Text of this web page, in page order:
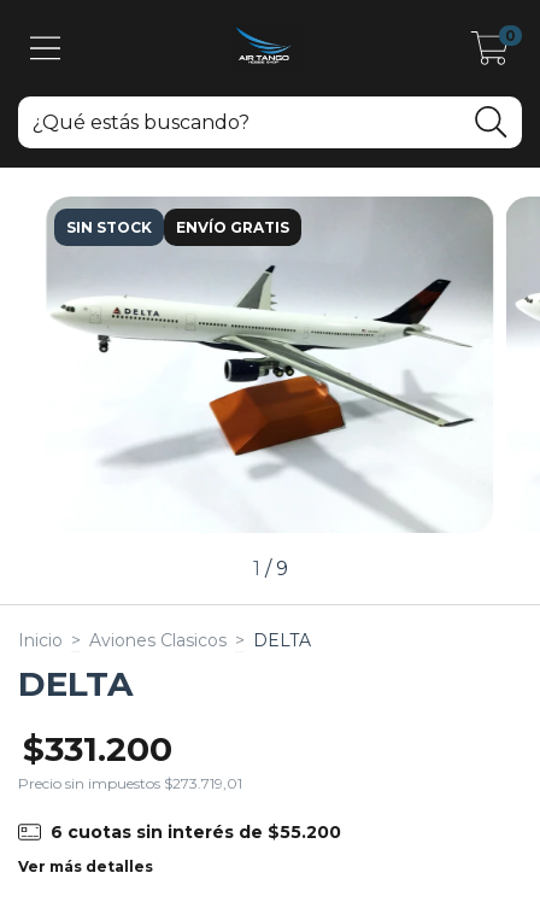
0
SIN STOCK ENVÍO GRATIS
1 /9
Inicio > Aviones Clasicos > DELTA
DELTA
$331.200
Precio sin impuestos $273.719,01
6 cuotas sin interés de $55.200
Ver más detalles